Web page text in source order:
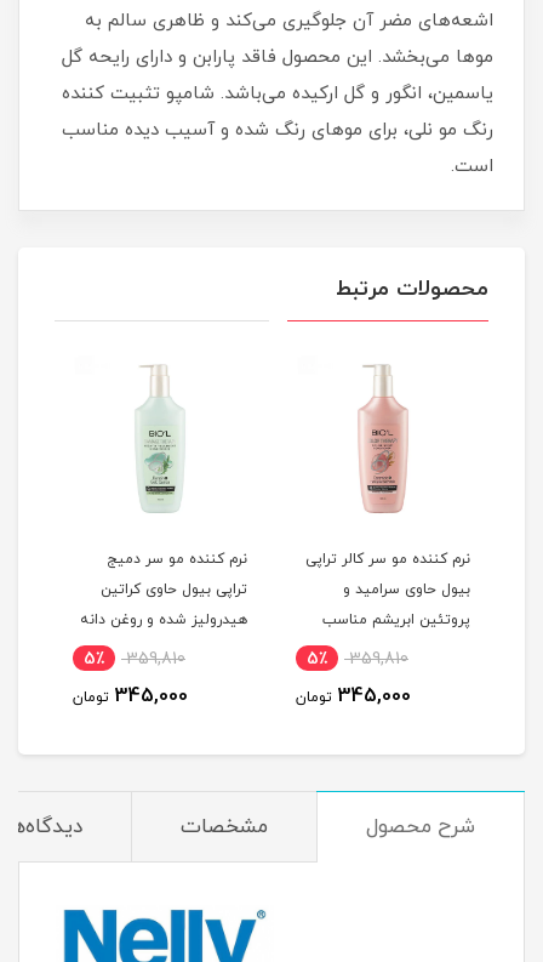
اشعه‌های مضر آن جلوگیری می‌کند و ظاهری سالم به
موها می‌بخشد. این محصول فاقد پارابن و دارای رایحه گل
یاسمین، انگور و گل ارکیده می‌باشد. شامپو تثبیت کننده
رنگ مو نلی، برای موهای رنگ شده و آسیب دیده مناسب
است.
محصولات مرتبط
نرم کننده مو سر کالر تراپی
بیول حاوی سرامید و
پروتئین ابریشم مناسب
موهای رنگ و دکلره شده
359,810 5٪
345,000 تومان
نرم کننده مو سر دمیج
تراپی بیول حاوی کراتین
هیدرولیز شده و روغن دانه
کینوا مناسب موهای خشک
بدون سولفات حجم 300
359,810 5٪
345,000 تومان
شرح محصول مشخصات دیدگاه‌ها